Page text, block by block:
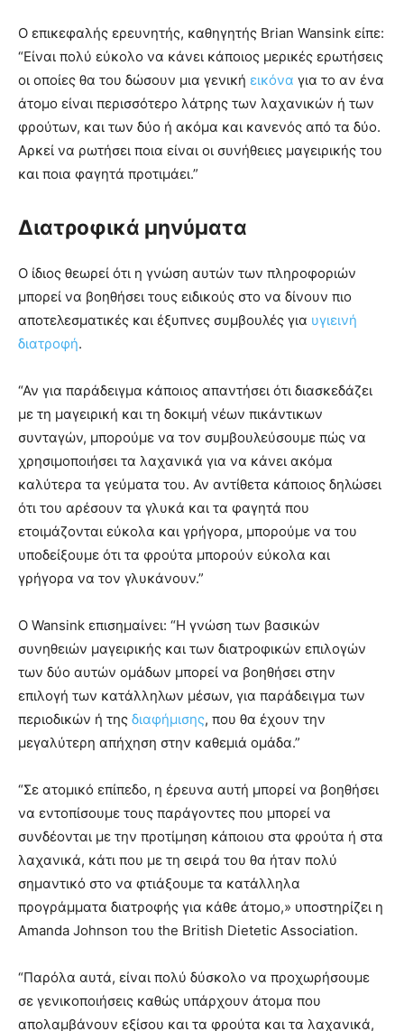
Ο επικεφαλής ερευνητής, καθηγητής Brian Wansink είπε:
“Είναι πολύ εύκολο να κάνει κάποιος μερικές ερωτήσεις
οι οποίες θα του δώσουν μια γενική εικόνα για το αν ένα
άτομο είναι περισσότερο λάτρης των λαχανικών ή των
φρούτων, και των δύο ή ακόμα και κανενός από τα δύο.
Αρκεί να ρωτήσει ποια είναι οι συνήθειες μαγειρικής του
και ποια φαγητά προτιμάει.”
Διατροφικά μηνύματα
Ο ίδιος θεωρεί ότι η γνώση αυτών των πληροφοριών
μπορεί να βοηθήσει τους ειδικούς στο να δίνουν πιο
αποτελεσματικές και έξυπνες συμβουλές για υγιεινή
διατροφή.
“Αν για παράδειγμα κάποιος απαντήσει ότι διασκεδάζει
με τη μαγειρική και τη δοκιμή νέων πικάντικων
συνταγών, μπορούμε να τον συμβουλεύσουμε πώς να
χρησιμοποιήσει τα λαχανικά για να κάνει ακόμα
καλύτερα τα γεύματα του. Αν αντίθετα κάποιος δηλώσει
ότι του αρέσουν τα γλυκά και τα φαγητά που
ετοιμάζονται εύκολα και γρήγορα, μπορούμε να του
υποδείξουμε ότι τα φρούτα μπορούν εύκολα και
γρήγορα να τον γλυκάνουν.”
O Wansink επισημαίνει: “Η γνώση των βασικών
συνηθειών μαγειρικής και των διατροφικών επιλογών
των δύο αυτών ομάδων μπορεί να βοηθήσει στην
επιλογή των κατάλληλων μέσων, για παράδειγμα των
περιοδικών ή της διαφήμισης, που θα έχουν την
μεγαλύτερη απήχηση στην καθεμιά ομάδα.”
“Σε ατομικό επίπεδο, η έρευνα αυτή μπορεί να βοηθήσει
να εντοπίσουμε τους παράγοντες που μπορεί να
συνδέονται με την προτίμηση κάποιου στα φρούτα ή στα
λαχανικά, κάτι που με τη σειρά του θα ήταν πολύ
σημαντικό στο να φτιάξουμε τα κατάλληλα
προγράμματα διατροφής για κάθε άτομο,» υποστηρίζει η
Amanda Johnson του the British Dietetic Association.
“Παρόλα αυτά, είναι πολύ δύσκολο να προχωρήσουμε
σε γενικοποιήσεις καθώς υπάρχουν άτομα που
απολαμβάνουν εξίσου και τα φρούτα και τα λαχανικά,